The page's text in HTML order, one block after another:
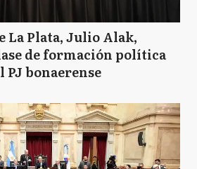
La Plata, Julio Alak,
de formación política
bonaerense